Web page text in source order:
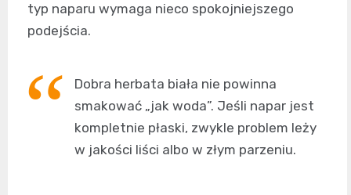
typ naparu wymaga nieco spokojniejszego
podejścia.
Dobra herbata biała nie powinna
smakować „jak woda”. Jeśli napar jest
kompletnie płaski, zwykle problem leży
w jakości liści albo w złym parzeniu.